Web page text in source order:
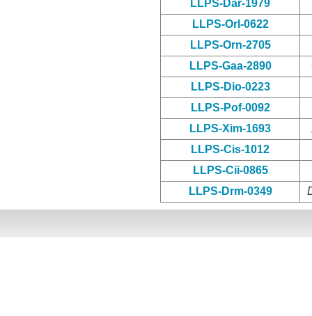
LLPS-Dar-1979
LLPS-Orl-0622
LLPS-Orn-2705
LLPS-Gaa-2890
LLPS-Dio-0223
LLPS-Pof-0092
LLPS-Xim-1693
LLPS-Cis-1012
LLPS-Cii-0865
LLPS-Drm-0349